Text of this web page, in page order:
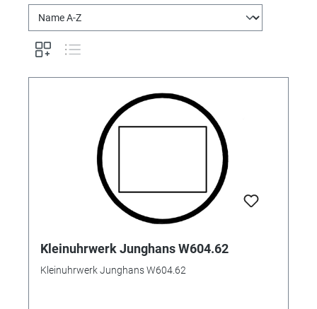
Kleinuhrwerk Junghans W604.62
Kleinuhrwerk Junghans W604.62